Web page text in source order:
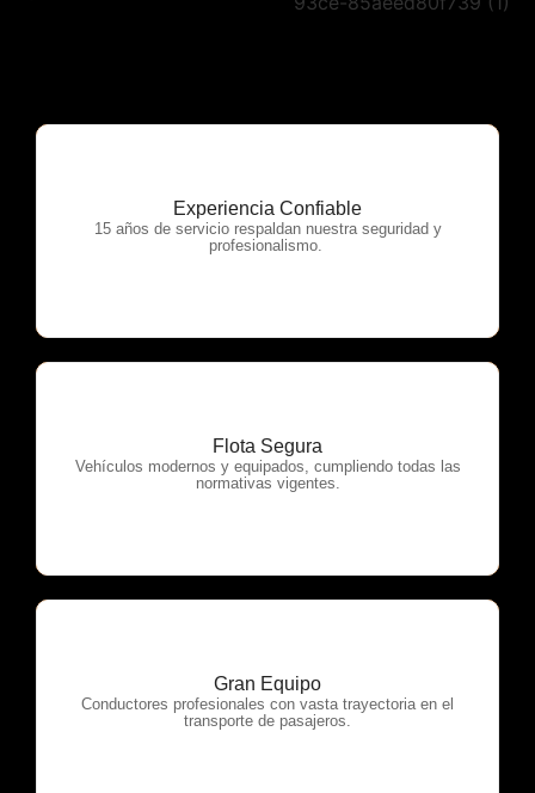
Experiencia Confiable
15 años de servicio respaldan nuestra seguridad y
profesionalismo.
OTP Servicios
Flota Segura
Vehículos modernos y equipados, cumpliendo todas las
normativas vigentes.
OTP Servicios
Gran Equipo
Conductores profesionales con vasta trayectoria en el
transporte de pasajeros.
OTP Servicios